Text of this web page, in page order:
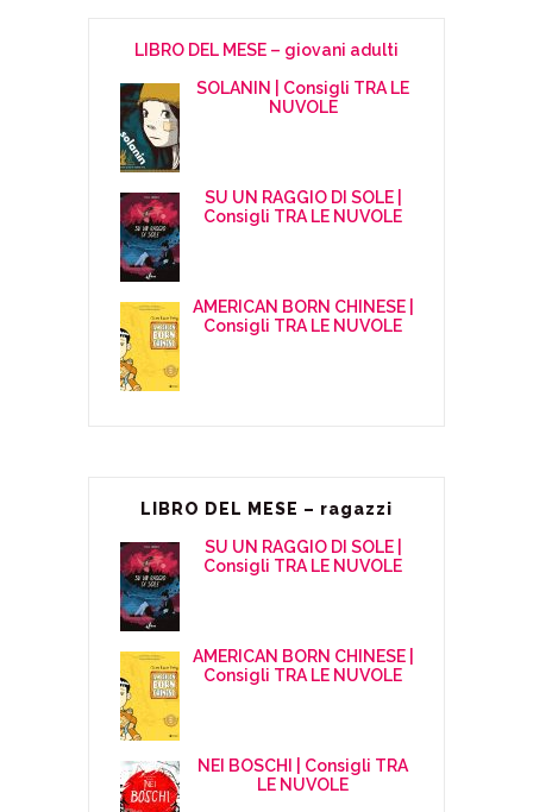
LIBRO DEL MESE – giovani adulti
SOLANIN | Consigli TRA LE
NUVOLE
SU UN RAGGIO DI SOLE |
Consigli TRA LE NUVOLE
AMERICAN BORN CHINESE |
Consigli TRA LE NUVOLE
LIBRO DEL MESE – ragazzi
SU UN RAGGIO DI SOLE |
Consigli TRA LE NUVOLE
AMERICAN BORN CHINESE |
Consigli TRA LE NUVOLE
NEI BOSCHI | Consigli TRA
LE NUVOLE